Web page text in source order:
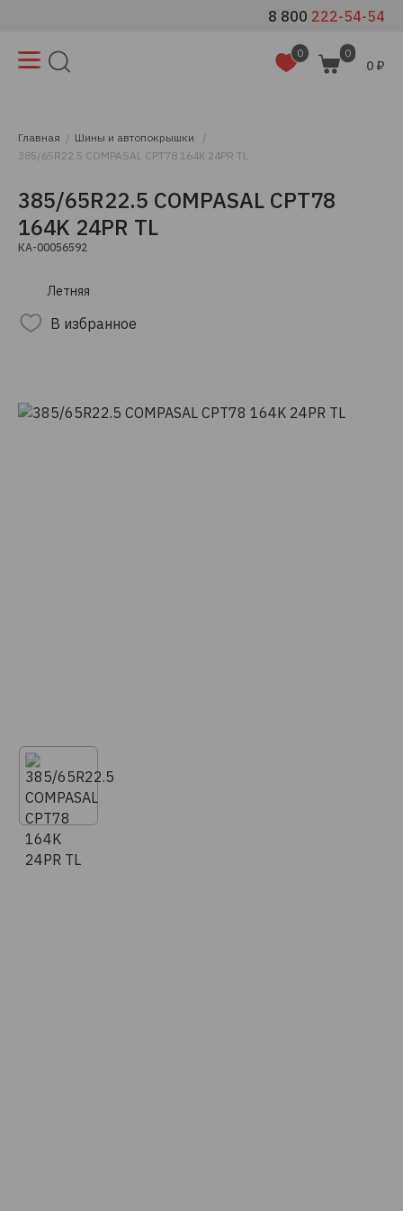
8 800 222-54-54
0 0
0 ₽
Главная
Шины и автопокрышки
385/65R22.5 COMPASAL CPT78 164K 24PR TL
385/65R22.5 COMPASAL CPT78
164K 24PR TL
КА-00056592
Летняя
В избранное